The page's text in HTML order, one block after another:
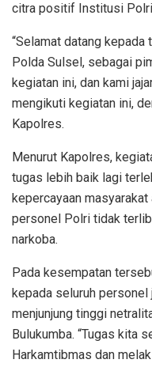
citra positif Institusi
“Selamat datang
Polda Sulsel, sebagai
kegiatan ini, dan kami
mengikuti kegiatan ini,
Kapolres.
Menurut Kapolres,
tugas lebih baik lagi
kepercayaan
personel Polri tidak
narkoba.
Pada kesempatan
kepada seluruh
menjunjung tinggi
Bulukumba. “Tugas kita
Harkamtibmas dan